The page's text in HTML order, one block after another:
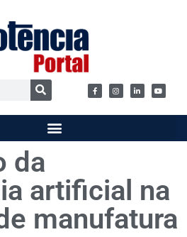
da
artificial na
manufatura